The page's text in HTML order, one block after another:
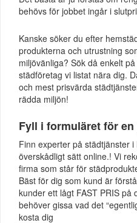
behövs för jobbet ingår i
Kanske söker du efter
produkterna och utrustning
miljövänliga? Sök då enkelt
städföretag vi listat nära dig.
och mest prisvärda
rädda miljön!
Fyll i formuläret för
Finn experter på städtjänster
överskådligt sätt online.! Vi
firma som står för
Bäst för dig som kund är
kunder ett lågt FAST PRIS på
behöver gissa vad det
kosta dig